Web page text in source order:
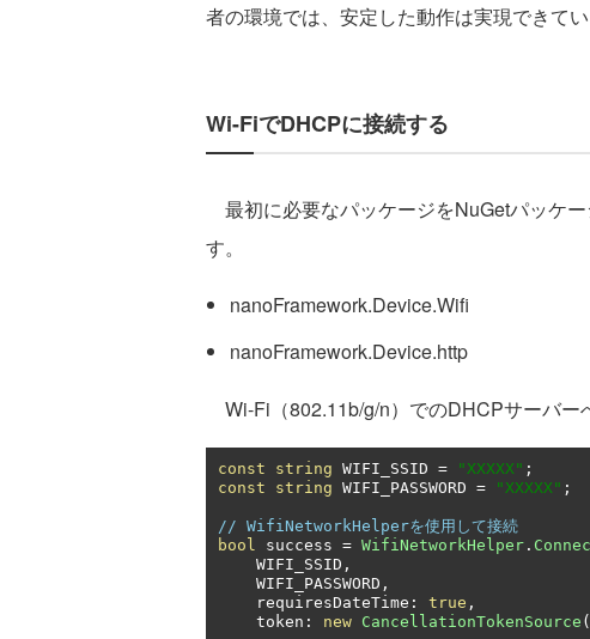
者の環境では、安定した動作は実現できてい
Wi-FiでDHCPに接続する
最初に必要なパッケージをNuGetパッケ
す。
nanoFramework.Device.Wifi
nanoFramework.Device.http
Wi-Fi（802.11b/g/n）でのDHCPサーバー
const string WIFI_SSID = "XXXXX" ;
const
string WIFI_PASSWORD = "XXXXX" ;
// WifiNetworkHelperを使用して接続
bool success = WifiNetworkHelper .
    WIFI_SSID
,
    WIFI_PASSWORD
,
    requiresDateTime
: true ,
    token
: new CancellationTokenSource (